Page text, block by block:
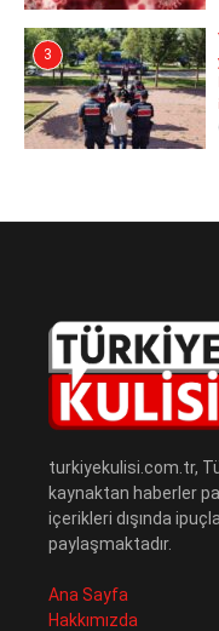
3
turkiyekulisi.com.tr,
kaynaktan haberler
içerikleri dışında
paylaşmaktadır.
Ana Sayfa
Hakkımızda